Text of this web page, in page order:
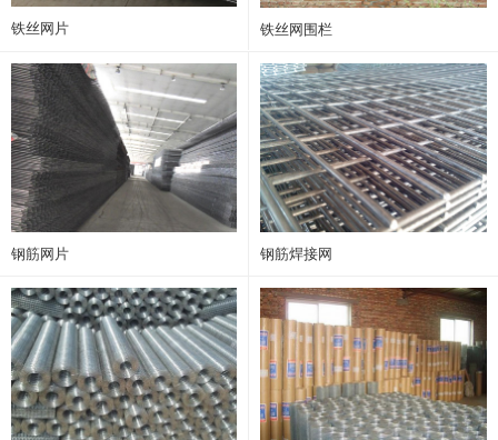
铁丝网片 铁丝网围栏
钢筋网片 钢筋焊接网